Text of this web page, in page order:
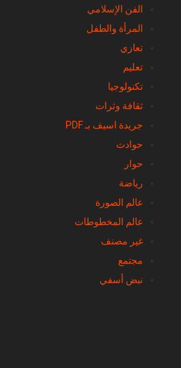
المرأة والطفل
تعازي
تعليم
تكنولوجيا
ثقافة وثرات
جريدة اسيف بـ PDF
حوادث
حوار
رياضة
عالم الصورة
عالم المخطوطات
غير مصنف
مجتمع
نبض أسفي